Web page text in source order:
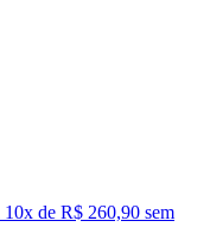
10x de R$ 260,90 sem